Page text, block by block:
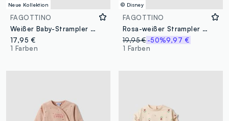
Neue Kollektion
FAGOTTINO
Weißer Baby-Strampler aus reiner Bio-Baumwolle mit Print für Neugeborene
17,95 €
1 Farben
© Disney
FAGOTTINO
Rosa-weißer Strampler aus Bio-Baumwolle mit klassischem Kragen
19,95 € -50%9,97 €
1 Farben